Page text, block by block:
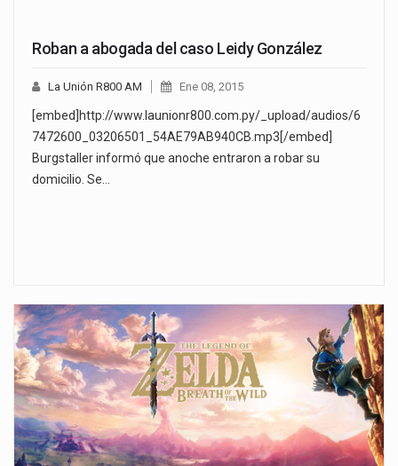
Roban a abogada del caso Leidy González
La Unión R800 AM Ene 08, 2015
[embed]http://www.launionr800.com.py/_upload/audios/6
7472600_03206501_54AE79AB940CB.mp3[/embed]
Burgstaller informó que anoche entraron a robar su
domicilio. Se…